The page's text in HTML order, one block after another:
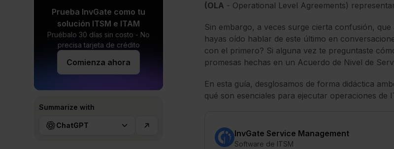
Prueba InvGate como tu
solución ITSM e ITAM
Pruébalo 30 días sin costo - No
precisa tarjeta de crédito
Comienza ahora
Summarize with
ChatGPT
(OLA - Operational Level Agreements)
Sin embargo, a veces surge cierta confusión,
hayas oído hablar de este último en
con el primero? Si alguna vez te preguntaste
promesas hechas en un Acuerdo de Nivel de
En esta guía, desglosamos de forma didáctica
qué son esenciales para ejecutar operaciones de
InvGate Service Management
Software de ITSM